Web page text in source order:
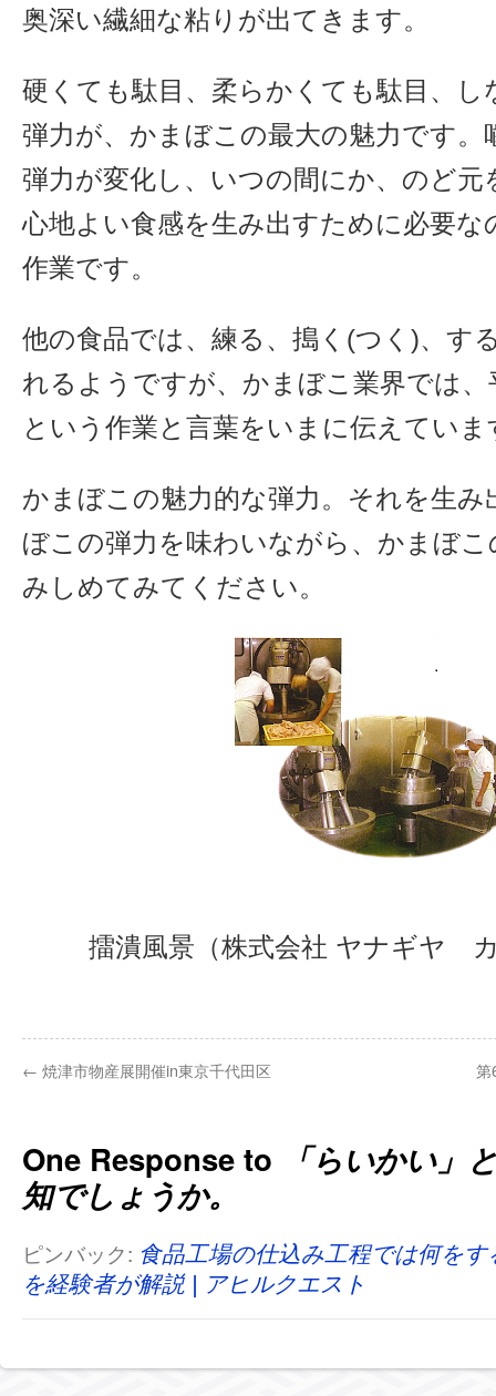
奥深い繊細な粘りが出てきます。
硬くても駄目、柔らかくても駄目、
弾力が、かまぼこの最大の魅力です
弾力が変化し、いつの間にか、のど
心地よい食感を生み出すために必要な
作業です。
他の食品では、練る、搗く(つく)、す
れるようですが、かまぼこ業界では
という作業と言葉をいまに伝えていま
かまぼこの魅力的な弾力。それを生み
ぼこの弾力を味わいながら、かまぼ
みしめてみてください。
擂潰風景（株式会社 ヤナギヤ
← 焼津市物産展開催in東京千代田区 第
One Response to
「らいかい」
知でしょうか。
ピンバック: 食品工場の仕込み工程では何を
を経験者が解説 | アヒルクエスト